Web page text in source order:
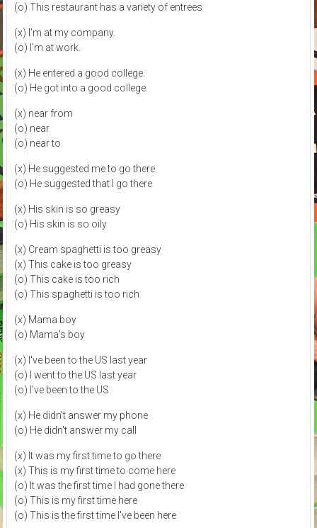
(o) This restaurant has a variety of entrees
(x) I'm at my company.
(o) I'm at work.
(x) He entered a good college.
(o) He got into a good college.
(x) near from
(o) near
(o) near to
(x) He suggested me to go there
(o) He suggested that I go there
(x) His skin is so greasy
(o) His skin is so oily
(x) Cream spaghetti is too greasy
(x) This cake is too greasy
(o) This cake is too rich
(o) This spaghetti is too rich
(x) Mama boy
(o) Mama's boy
(x) I've been to the US last year
(o) I went to the US last year
(o) I've been to the US
(x) He didn't answer my phone
(o) He didn't answer my call
(x) It was my first time to go there
(x) This is my first time to come here
(o) It was the first time I had gone there
(o) This is my first time here
(o) This is the first time I've been here